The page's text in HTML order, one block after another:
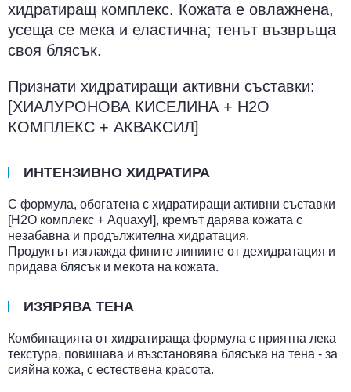
хидратиращ комплекс. Кожата е овлажнена,
усеща се мека и еластична; тенът възвръща
своя блясък.
Признати хидратиращи активни съставки:
[ХИАЛУРОНОВА КИСЕЛИНА + H2O
КОМПЛЕКС + АКВАКСИЛ]
ИНТЕНЗИВНО ХИДРАТИРА
С формула, обогатена с хидратиращи активни съставки
[H2O комплекс + Aquaxyl], кремът дарява кожата с
незабавна и продължителна хидратация.
Продуктът изглажда фините линиите от дехидратация и
придава блясък и мекота на кожата.
ИЗЯРЯВА ТЕНА
Комбинацията от хидратираща формула с приятна лека
текстура, повишава и възстановява блясъка на тена - за
сияйна кожа, с естествена красота.